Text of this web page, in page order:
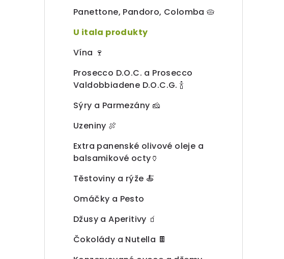
Panettone, Pandoro, Colomba 🥧
U itala produkty
Vína 🍷
Prosecco D.O.C. a Prosecco
Valdobbiadene D.O.C.G. 🍾
Sýry a Parmezány 🧀
Uzeniny 🍖
Extra panenské olivové oleje a
balsamikové octy🏺
Těstoviny a rýže 🍝
Omáčky a Pesto
Džusy a Aperitivy 🧃
Čokolády a Nutella 🍫